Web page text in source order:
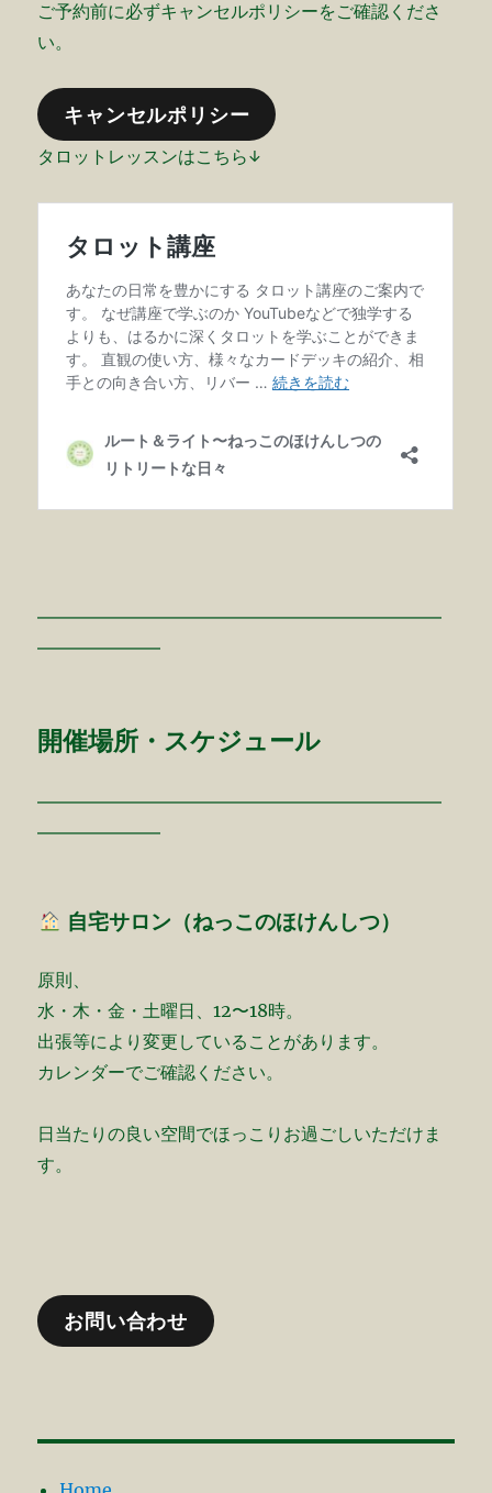
ご予約前に必ずキャンセルポリシーをご確認くださ
い。
キャンセルポリシー
タロットレッスンはこちら↓
━━━━━━━━━━━━━━━━━━━━━━━
━━━━━━━
開催場所・スケジュール
━━━━━━━━━━━━━━━━━━━━━━━
━━━━━━━
自宅サロン（ねっこのほけんしつ）
原則、
水・木・金・土曜日、12〜18時。
出張等により変更していることがあります。
カレンダーでご確認ください。
日当たりの良い空間でほっこりお過ごしいただけま
す。
お問い合わせ